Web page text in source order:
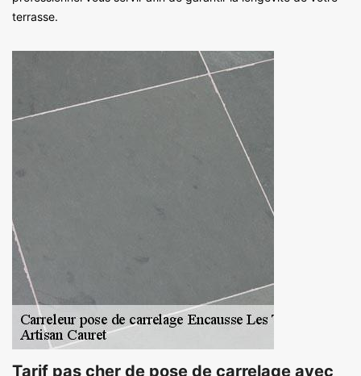
terrasse.
Tarif pas cher de pose de carrelage avec